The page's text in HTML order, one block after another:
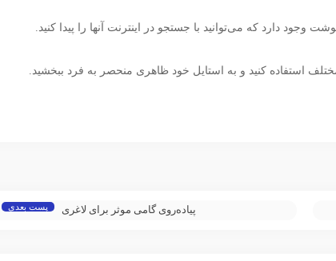
دارد که می‌توانید با جستجو در اینترنت آنها را پیدا کنید.
استفاده کنید و به استایل خود ظاهری منحصر به فرد ببخشید.
پیاده‌روی گامی موثر برای لاغری پست بعدی